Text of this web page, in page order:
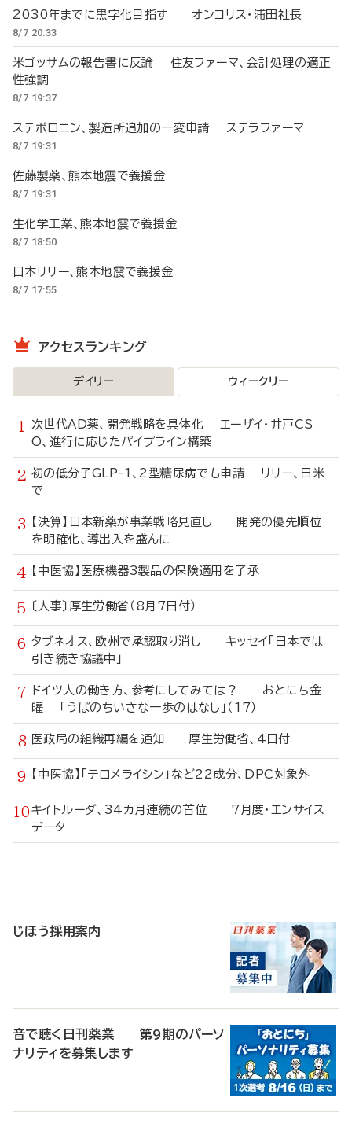
2030年までに黒字化目指す オンコリス・浦田社長
8/7 20:33
米ゴッサムの報告書に反論 住友ファーマ、会計処理の適正
性強調
8/7 19:37
ステボロニン、製造所追加の一変申請 ステラファーマ
8/7 19:31
佐藤製薬、熊本地震で義援金
8/7 19:31
生化学工業、熊本地震で義援金
8/7 18:50
日本リリー、熊本地震で義援金
8/7 17:55
アクセスランキング
デイリー ウィークリー
次世代AD薬、開発戦略を具体化 エーザイ・井戸CS
O、進行に応じたパイプライン構築
初の低分子GLP-1、2型糖尿病でも申請 リリー、日米
で
【決算】日本新薬が事業戦略見直し 開発の優先順位
を明確化、導出入を盛んに
【中医協】医療機器3製品の保険適用を了承
〔人事〕厚生労働省（8月7日付）
タブネオス、欧州で承認取り消し キッセイ「日本では
引き続き協議中」
ドイツ人の働き方、参考にしてみては？ おとにち金
曜 「うぱのちいさな一歩のはなし」（17）
医政局の組織再編を通知 厚生労働省、4日付
【中医協】「テロメライシン」など22成分、DPC対象外
キイトルーダ、34カ月連続の首位 7月度・エンサイス
データ
じほう採用案内
音で聴く日刊薬業 第9期のパーソ
ナリティを募集します